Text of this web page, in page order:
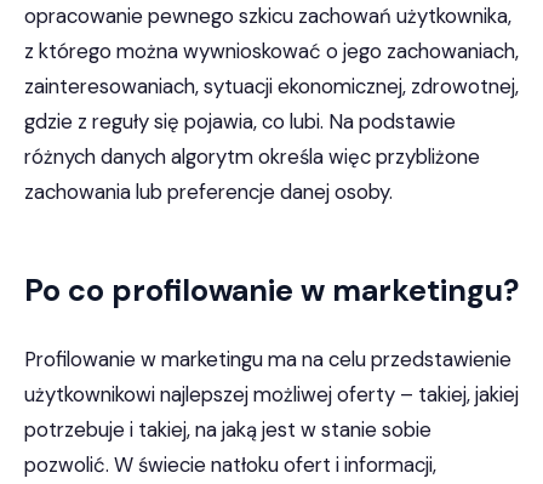
opracowanie pewnego szkicu zachowań użytkownika,
z którego można wywnioskować o jego zachowaniach,
zainteresowaniach, sytuacji ekonomicznej, zdrowotnej,
gdzie z reguły się pojawia, co lubi. Na podstawie
różnych danych algorytm określa więc przybliżone
zachowania lub preferencje danej osoby.
Po co profilowanie w marketingu?
Profilowanie w marketingu ma na celu przedstawienie
użytkownikowi najlepszej możliwej oferty – takiej, jakiej
potrzebuje i takiej, na jaką jest w stanie sobie
pozwolić. W świecie natłoku ofert i informacji,